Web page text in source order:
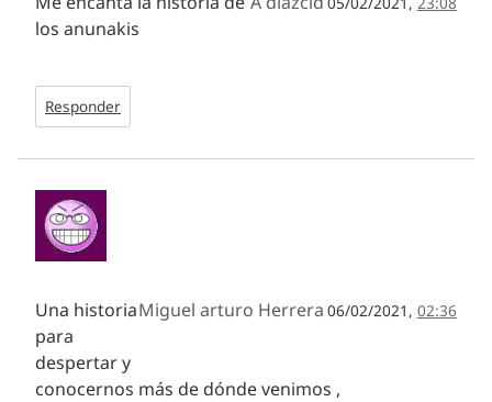
los anunakis
Responder
Miguel arturo Herrera 06/02/2021, 02:36
Una historia
para
despertar y
conocernos más de dónde venimos ,